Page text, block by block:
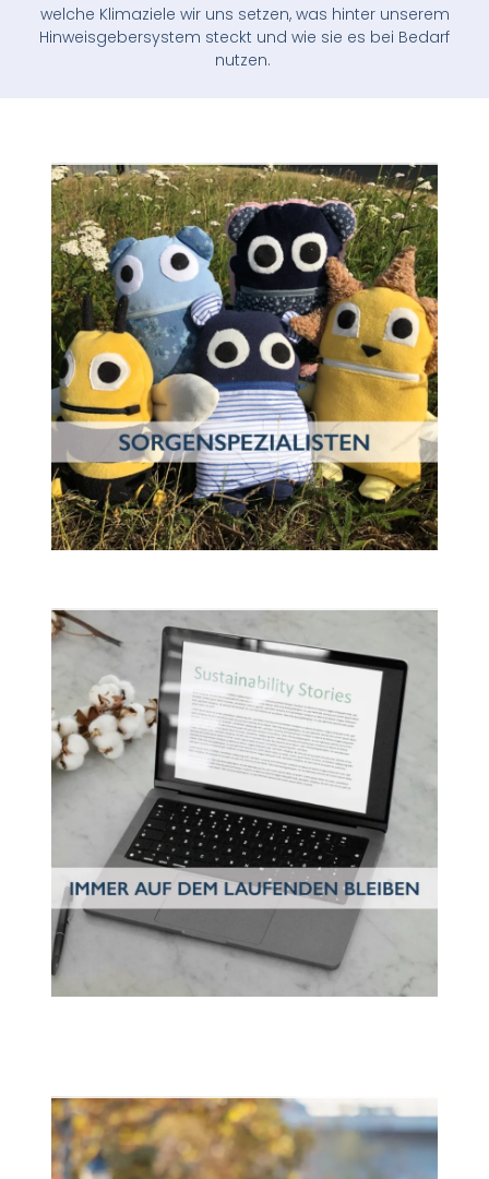
welche Klimaziele wir uns setzen, was hinter unserem
Hinweisgebersystem steckt und wie sie es bei Bedarf
nutzen.